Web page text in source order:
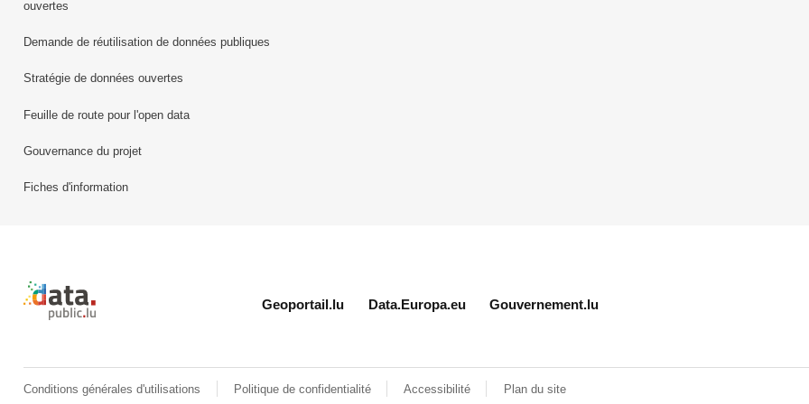
ouvertes
Demande de réutilisation de données publiques
Stratégie de données ouvertes
Feuille de route pour l'open data
Gouvernance du projet
Fiches d'information
Retour à l'accueil de data.public.lu
Geoportail.lu Data.Europa.eu Gouvernement.lu
Conditions générales d'utilisations Politique de confidentialité Accessibilité Plan du site